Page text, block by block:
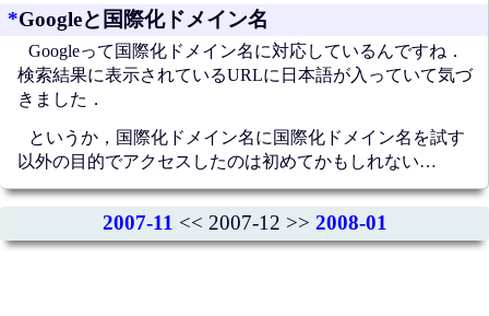
*Googleと国際化ドメイン名
Googleって国際化ドメイン名に対応しているんですね．
検索結果に表示されているURLに日本語が入っていて気づ
きました．
というか，国際化ドメイン名に国際化ドメイン名を試す
以外の目的でアクセスしたのは初めてかもしれない…
2007-11 << 2007-12 >> 2008-01